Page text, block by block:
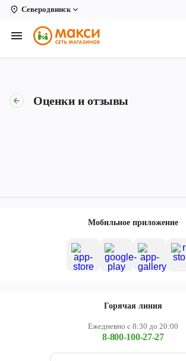
Северодвинск
Вологда
Архангельск
Киров
Новодвинск
Оценки и отзывы
Мобильное приложение
Горячая линия
Ежедневно с 8:30 до 20:00
8-800-100-27-27